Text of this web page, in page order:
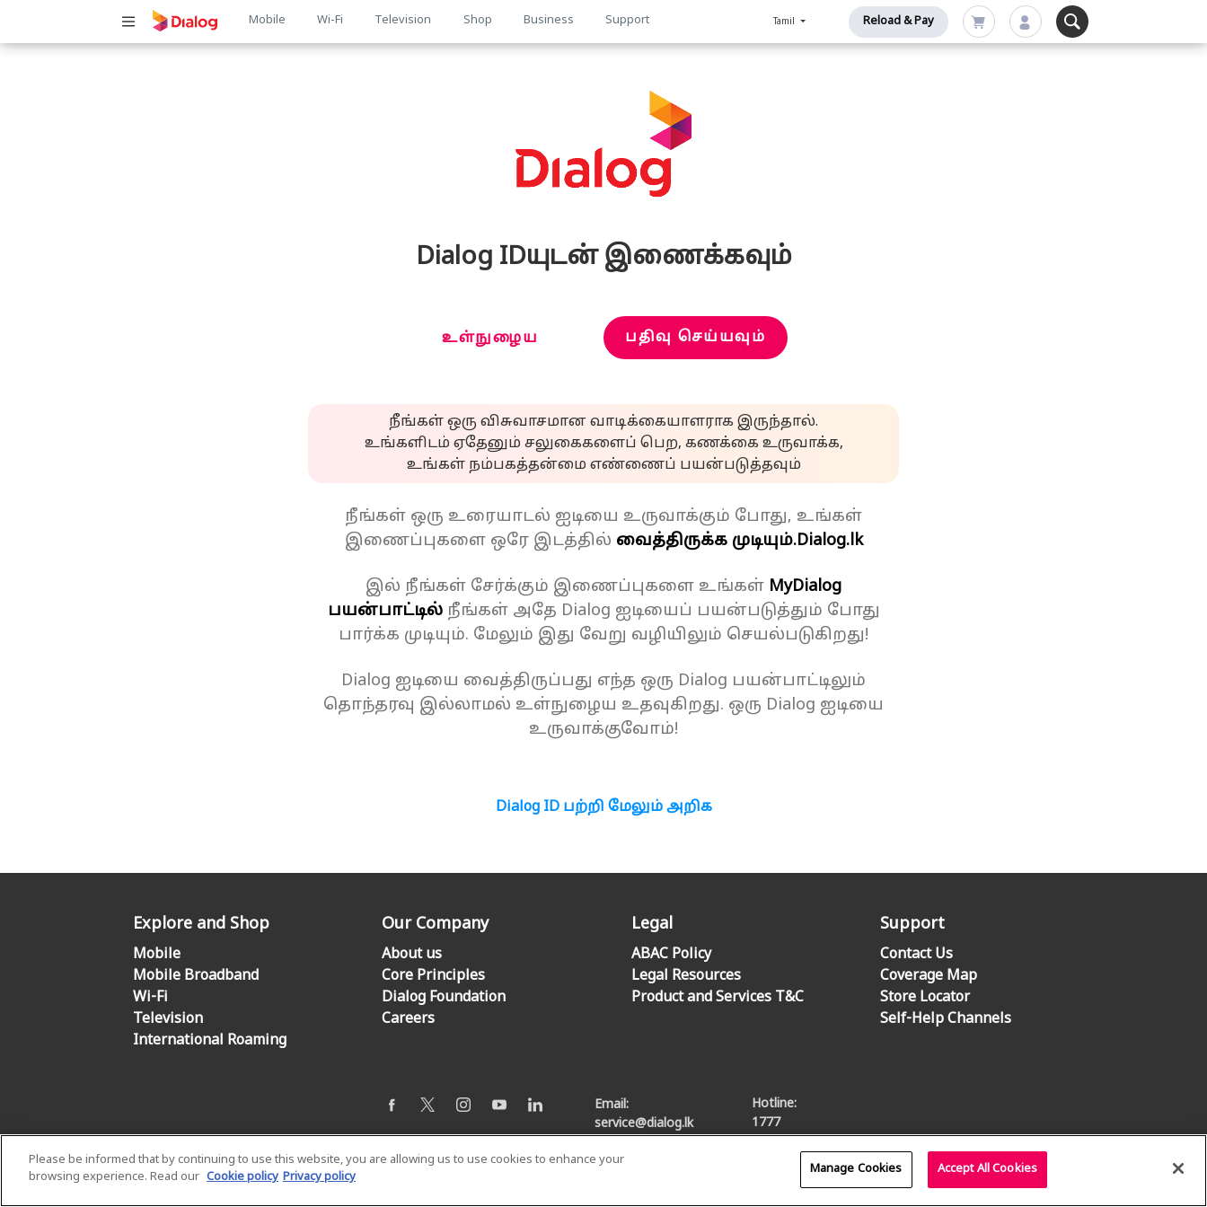
Main
Mobile Wi-Fi Television Shop Business Support Tamil Reload & Pay
Dialog IDயுடன் இணைக்கவும்
உள்நுழைய பதிவு செய்யவும்
நீங்கள் ஒரு விசுவாசமான வாடிக்கையாளராக இருந்தால்.
உங்களிடம் ஏதேனும் சலுகைகளைப் பெற, கணக்கை உருவாக்க,
உங்கள் நம்பகத்தன்மை எண்ணைப் பயன்படுத்தவும்
நீங்கள் ஒரு உரையாடல் ஐடியை உருவாக்கும் போது, உங்கள்
இணைப்புகளை ஒரே இடத்தில் வைத்திருக்க முடியும்.Dialog.lk
இல் நீங்கள் சேர்க்கும் இணைப்புகளை உங்கள் MyDialog
பயன்பாட்டில்நீங்கள் அதே Dialog ஐடியைப் பயன்படுத்தும் போது
பார்க்க முடியும். மேலும் இது வேறு வழியிலும் செயல்படுகிறது!
Dialog ஐடியை வைத்திருப்பது எந்த ஒரு Dialog பயன்பாட்டிலும்
தொந்தரவு இல்லாமல் உள்நுழைய உதவுகிறது. ஒரு Dialog ஐடியை
உருவாக்குவோம்!
Dialog ID பற்றி மேலும் அறிக
Explore and Shop
Mobile
Mobile Broadband
Wi-Fi
Television
International Roaming
Our Company
About us
Core Principles
Dialog Foundation
Careers
Legal
ABAC Policy
Legal Resources
Product and Services T&C
Support
Contact Us
Coverage Map
Store Locator
Self-Help Channels
Email:
service@dialog.lk
Hotline:
1777
© Dialog Axiata PLC. All Rights Reserved
Please be informed that by continuing to use this website, you are allowing us to use cookies to enhance your
browsing experience. Read our Cookie policy Privacy policy
Manage Cookies Accept All Cookies